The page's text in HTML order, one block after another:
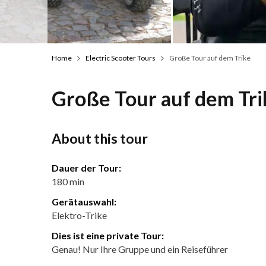
Home Electric Scooter Tours Große Tour auf dem Trike
Große Tour auf dem
About this tour
Dauer der Tour:
180 min
Gerätauswahl:
Elektro-Trike
Dies ist eine private Tour:
Genau! Nur Ihre Gruppe und ein Reiseführer